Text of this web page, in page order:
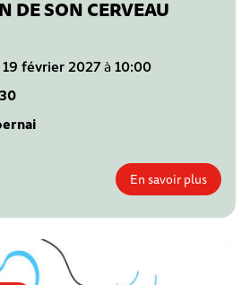
DE SON CERVEAU
février 2027à 10:00
En savoir plus